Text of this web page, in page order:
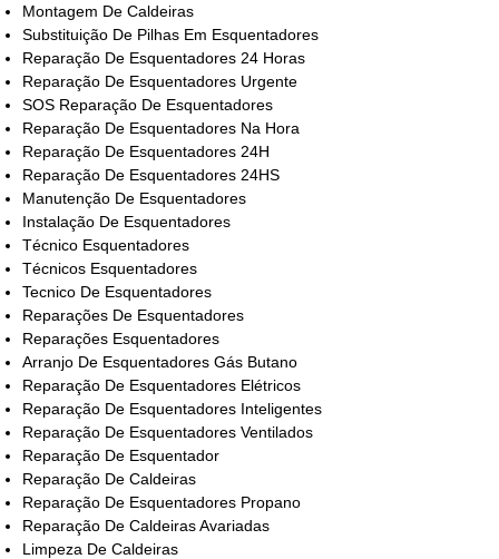
Montagem De Caldeiras
Substituição De Pilhas Em Esquentadores
Reparação De Esquentadores 24 Horas
Reparação De Esquentadores Urgente
SOS Reparação De Esquentadores
Reparação De Esquentadores Na Hora
Reparação De Esquentadores 24H
Reparação De Esquentadores 24HS
Manutenção De Esquentadores
Instalação De Esquentadores
Técnico Esquentadores
Técnicos Esquentadores
Tecnico De Esquentadores
Reparações De Esquentadores
Reparações Esquentadores
Arranjo De Esquentadores Gás Butano
Reparação De Esquentadores Elétricos
Reparação De Esquentadores Inteligentes
Reparação De Esquentadores Ventilados
Reparação De Esquentador
Reparação De Caldeiras
Reparação De Esquentadores Propano
Reparação De Caldeiras Avariadas
Limpeza De Caldeiras